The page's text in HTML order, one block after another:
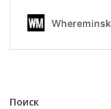
Поиск